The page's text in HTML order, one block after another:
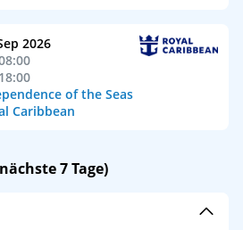
2026
of the Seas
Caribbean
7 Tage)